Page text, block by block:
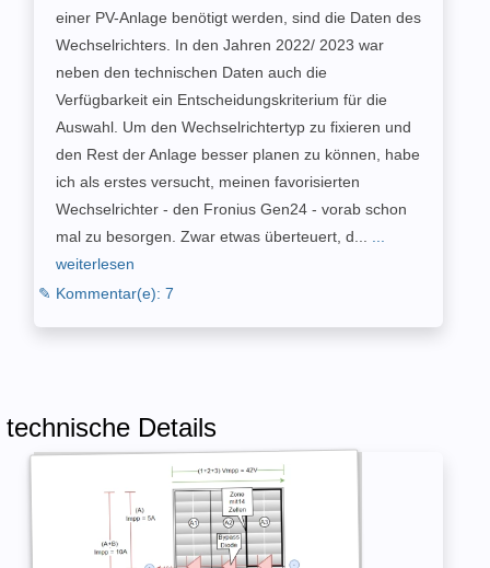
einer PV-Anlage benötigt werden, sind die Daten des
Wechselrichters. In den Jahren 2022/ 2023 war
neben den technischen Daten auch die
Verfügbarkeit ein Entscheidungskriterium für die
Auswahl. Um den Wechselrichtertyp zu fixieren und
den Rest der Anlage besser planen zu können, habe
ich als erstes versucht, meinen favorisierten
Wechselrichter - den Fronius Gen24 - vorab schon
mal zu besorgen. Zwar etwas überteuert, d...
weiterlesen
✎ Kommentar(e): 7
technische Details